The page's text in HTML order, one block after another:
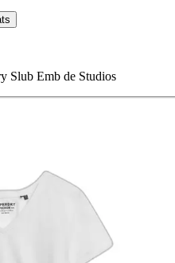
Slub Emb de Studios